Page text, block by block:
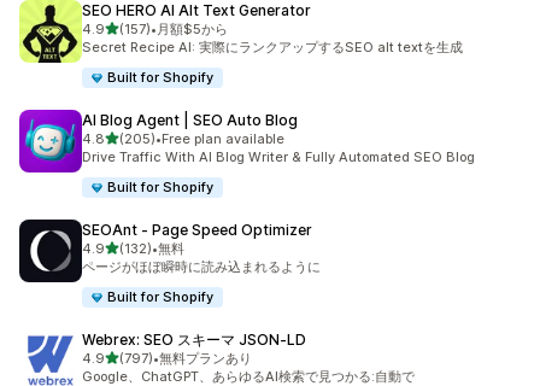
SEO HERO AI Alt Text Generator
4.95つ星中
(157)
合計レビュー数：157件
• 月額$5から
Secret Recipe AI: 実際にランクアップするSEO alt textを生成
Built for Shopify
AI Blog Agent | SEO Auto Blog
4.85つ星中
(205)
合計レビュー数：205件
•Free plan available
Drive Traffic With AI Blog Writer & Fully Automated SEO Blog
Built for Shopify
SEOAnt ‑ Page Speed Optimizer
4.95つ星中
(132)
合計レビュー数：132件
•無料
ページがほぼ瞬時に読み込まれるように
Built for Shopify
Webrex: SEO スキーマ JSON‑LD
4.95つ星中
(797)
合計レビュー数：797件
•無料プランあり
Google、ChatGPT、あらゆるAI検索で見つかる:自動で